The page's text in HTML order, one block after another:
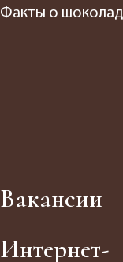
Факты о
Вакансии
Интернет-